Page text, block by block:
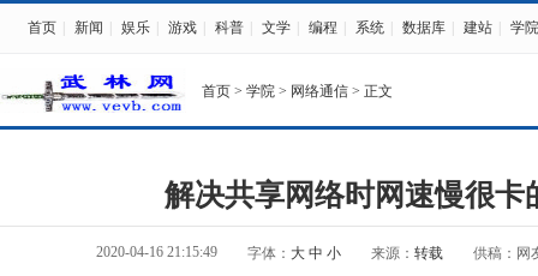
首页 新闻 娱乐 游戏 科普 文学 编程 系统 数据库 建站 学院
首页 > 学院 > 网络通信 > 正文
解决共享网络时网速慢很卡
2020-04-16 21:15:49 字体： 大 中 小 来源： 转载 供稿：网